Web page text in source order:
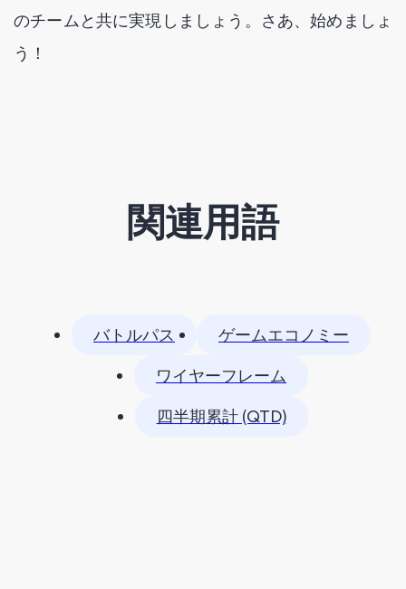
のチームと共に実現しましょう。さあ、始めましょ
う！
関連用語
バトルパス
ゲームエコノミー
ワイヤーフレーム
四半期累計 (QTD)